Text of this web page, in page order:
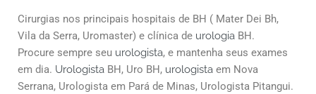
Cirurgias nos principais hospitais de BH ( Mater Dei Bh,
Vila da Serra, Uromaster) e clínica de urologia BH.
Procure sempre seu urologista, e mantenha seus exames
em dia. Urologista BH, Uro BH, urologista em Nova
Serrana, Urologista em Pará de Minas, Urologista Pitangui.